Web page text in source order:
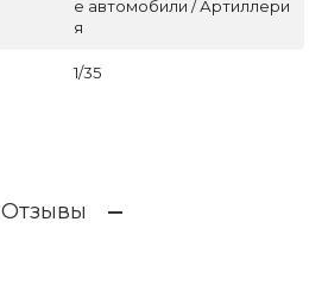
е автомобили / Артиллери
я
1/35
Отзывы